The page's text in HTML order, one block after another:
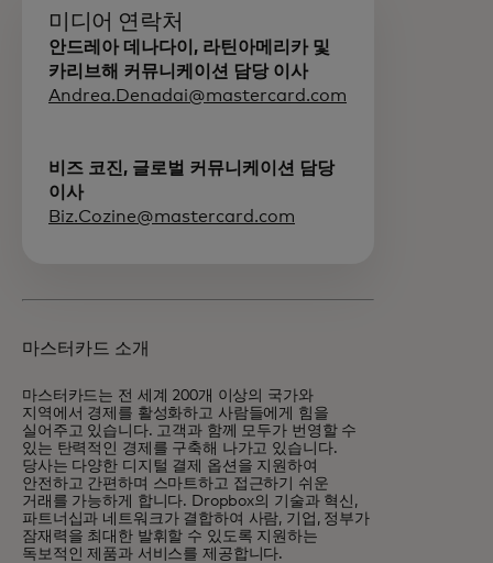
미디어 연락처
안드레아 데나다이, 라틴아메리카 및
카리브해 커뮤니케이션 담당 이사
Andrea.Denadai@mastercard.com
비즈 코진, 글로벌 커뮤니케이션 담당
이사
Biz.Cozine@mastercard.com
마스터카드 소개
마스터카드는 전 세계 200개 이상의 국가와
지역에서 경제를 활성화하고 사람들에게 힘을
실어주고 있습니다. 고객과 함께 모두가 번영할 수
있는 탄력적인 경제를 구축해 나가고 있습니다.
당사는 다양한 디지털 결제 옵션을 지원하여
안전하고 간편하며 스마트하고 접근하기 쉬운
거래를 가능하게 합니다. Dropbox의 기술과 혁신,
파트너십과 네트워크가 결합하여 사람, 기업, 정부가
잠재력을 최대한 발휘할 수 있도록 지원하는
독보적인 제품과 서비스를 제공합니다.